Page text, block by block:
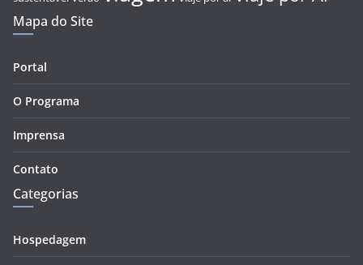
Mapa do Site
Portal
O Programa
Imprensa
Contato
Categorias
Hospedagem